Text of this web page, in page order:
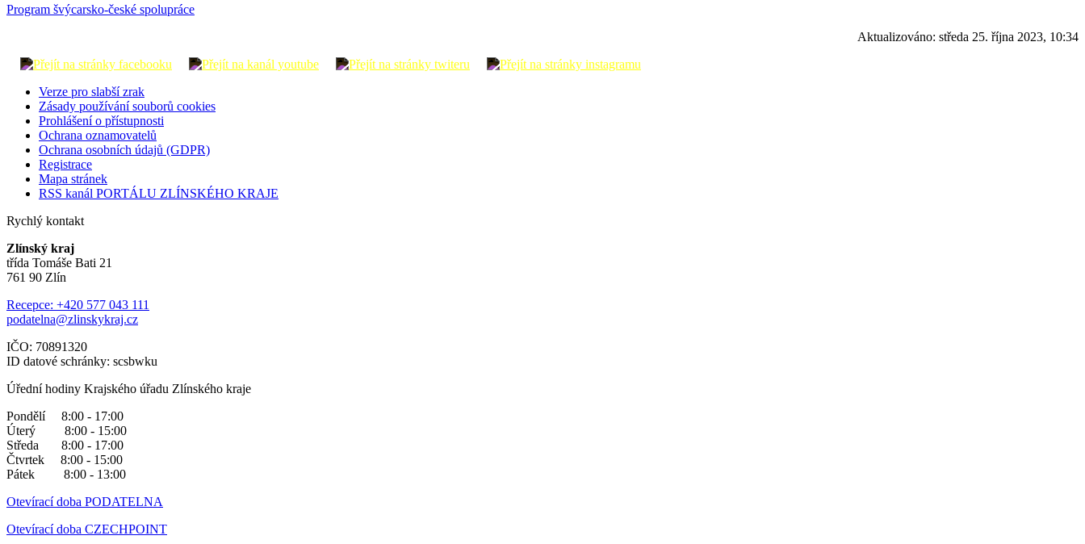
Program švýcarsko-české spolupráce
Aktualizováno: středa 25. října 2023, 10:34
Verze pro slabší zrak
Zásady používání souborů cookies
Prohlášení o přístupnosti
Ochrana oznamovatelů
Ochrana osobních údajů (GDPR)
Registrace
Mapa stránek
RSS kanál PORTÁLU ZLÍNSKÉHO KRAJE
Rychlý kontakt
Zlínský kraj
třída Tomáše Bati 21
761 90 Zlín
Recepce: +420 577 043 111
podatelna@zlinskykraj.cz
IČO: 70891320
ID datové schránky: scsbwku
Úřední hodiny Krajského úřadu Zlínského kraje
Pondělí 8:00 - 17:00
Úterý 8:00 - 15:00
Středa 8:00 - 17:00
Čtvrtek 8:00 - 15:00
Pátek 8:00 - 13:00
Otevírací doba PODATELNA
Otevírací doba CZECHPOINT